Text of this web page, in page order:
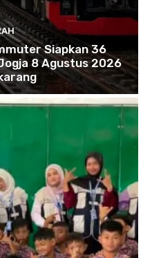
Siapkan 36
8 Agustus 2026